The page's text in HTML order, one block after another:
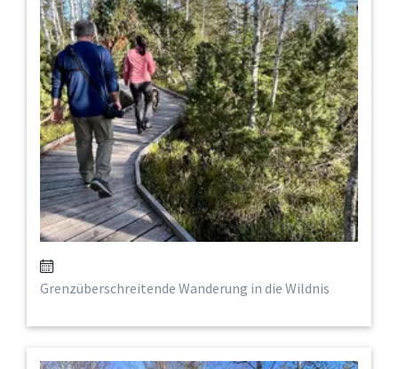
Grenzüberschreitende Wanderung in die Wildnis